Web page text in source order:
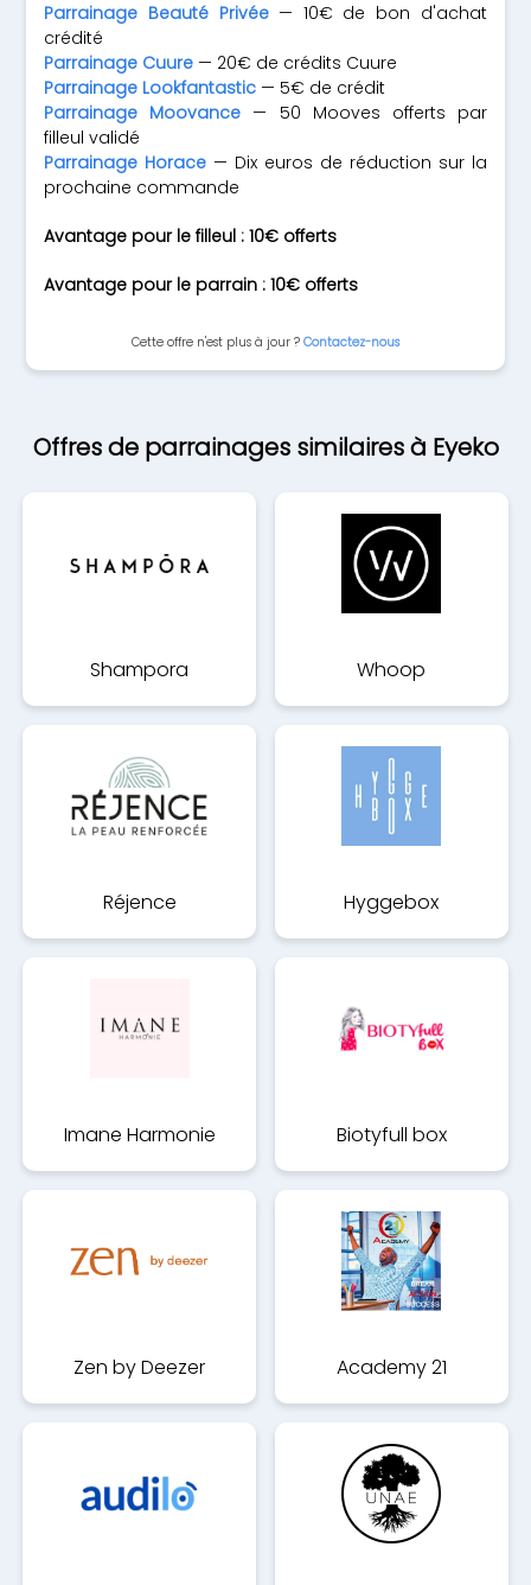
Parrainage Beauté Privée— 10€ de bon d'achat
crédité
Parrainage Cuure — 20€ de crédits Cuure
Parrainage Lookfantastic — 5€ de crédit
Parrainage Moovance — 50 Mooves offerts par
filleul validé
Parrainage Horace — Dix euros de réduction sur la
prochaine commande
Avantage pour le filleul : 10€ offerts
Avantage pour le parrain : 10€ offerts
Cette offre n'est plus à jour ? Contactez-nous
Offres de parrainages similaires à Eyeko
Shampora Whoop
Réjence Hyggebox
Imane Harmonie Biotyfull box
Zen by Deezer Academy 21